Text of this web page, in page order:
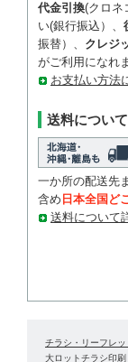
代金引換(クロネ
い(銀行振込）、
振替）、 クレジ
がご利用になれ
お支払い方法
送料について
一か所の配送先
含め 日本全国ど
送料について
チラシ・リーフレッ
大ロットチラシ印刷